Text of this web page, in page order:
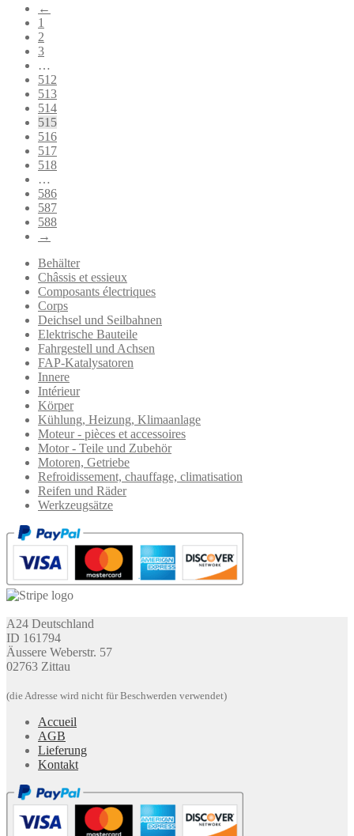
←
1
2
3
…
512
513
514
515
516
517
518
…
586
587
588
→
Behälter
Châssis et essieux
Composants électriques
Corps
Deichsel und Seilbahnen
Elektrische Bauteile
Fahrgestell und Achsen
FAP-Katalysatoren
Innere
Intérieur
Körper
Kühlung, Heizung, Klimaanlage
Moteur - pièces et accessoires
Motor - Teile und Zubehör
Motoren, Getriebe
Refroidissement, chauffage, climatisation
Reifen und Räder
Werkzeugsätze
A24 Deutschland
ID 161794
Äussere Weberstr. 57
02763 Zittau
(die Adresse wird nicht für Beschwerden verwendet)
Accueil
AGB
Lieferung
Kontakt